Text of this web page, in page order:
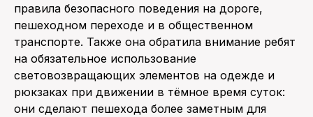
правила безопасного поведения на дороге,
пешеходном переходе и в общественном
транспорте. Также она обратила внимание ребят
на обязательное использование
световозвращающих элементов на одежде и
рюкзаках при движении в тёмное время суток:
они сделают пешехода более заметным для